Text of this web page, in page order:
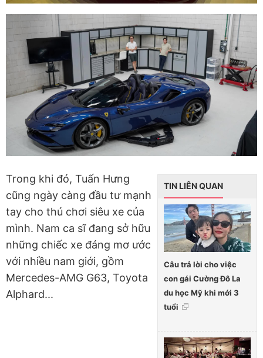
TIN LIÊN QUAN
Câu trả lời cho việc
con gái Cường Đô La
du học Mỹ khi mới 3
tuổi
Trong khi đó, Tuấn Hưng
cũng ngày càng đầu tư mạnh
tay cho thú chơi siêu xe của
mình. Nam ca sĩ đang sở hữu
những chiếc xe đáng mơ ước
với nhiều nam giới, gồm
Mercedes-AMG G63, Toyota
Alphard...